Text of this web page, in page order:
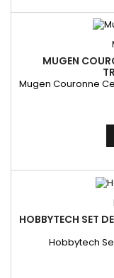
MUGEN
Mugen Couronne
HOBBYTECH SET
Hobbytech